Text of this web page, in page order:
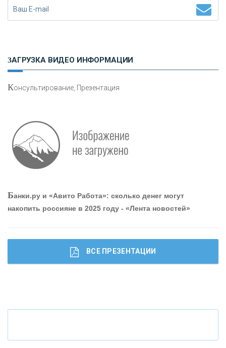
Работа мечты. Что банки делают для того, чтобы
привлечь и удержать персонал - «Интервью»
Что будет с наличными деньгами при цифровом
ЗАГРУЗКА ВИДЕО ИНФОРМАЦИИ
Консультирование, Презентация
Банки.ру и «Авито Работа»: сколько денег могут
накопить россияне в 2025 году - «Лента новостей»
ВСЕ ПРЕЗЕНТАЦИИ